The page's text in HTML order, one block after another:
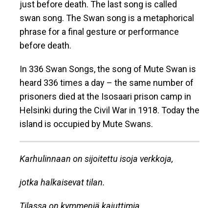
just before death. The last song is called
swan song. The Swan song is a metaphorical
phrase for a final gesture or performance
before death.
In 336 Swan Songs, the song of Mute Swan is
heard 336 times a day – the same number of
prisoners died at the Isosaari prison camp in
Helsinki during the Civil War in 1918. Today the
island is occupied by Mute Swans.
Karhulinnaan on sijoitettu isoja verkkoja,
jotka halkaisevat tilan.
Tilassa on kymmeniä kaiuttimia